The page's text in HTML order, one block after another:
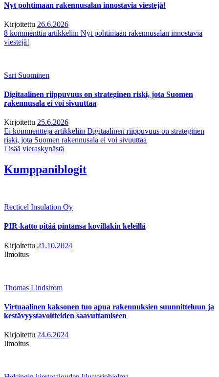
Nyt pohtimaan rakennusalan innostavia viestejä!
Kirjoitettu 26.6.2026
8 kommenttia artikkeliin Nyt pohtimaan rakennusalan innostavia
viestejä!
Sari Suominen
Digitaalinen riippuvuus on strateginen riski, jota Suomen
rakennusala ei voi sivuuttaa
Kirjoitettu 25.6.2026
Ei kommentteja artikkeliin Digitaalinen riippuvuus on strateginen
riski, jota Suomen rakennusala ei voi sivuuttaa
Lisää vieraskynästä
Kumppaniblogit
Recticel Insulation Oy
PIR-katto pitää pintansa kovillakin keleillä
Kirjoitettu 21.10.2024
Ilmoitus
Thomas Lindstrom
Virtuaalinen kaksonen tuo apua rakennuksien suunnitteluun ja
kestävyystavoitteiden saavuttamiseen
Kirjoitettu 24.6.2024
Ilmoitus